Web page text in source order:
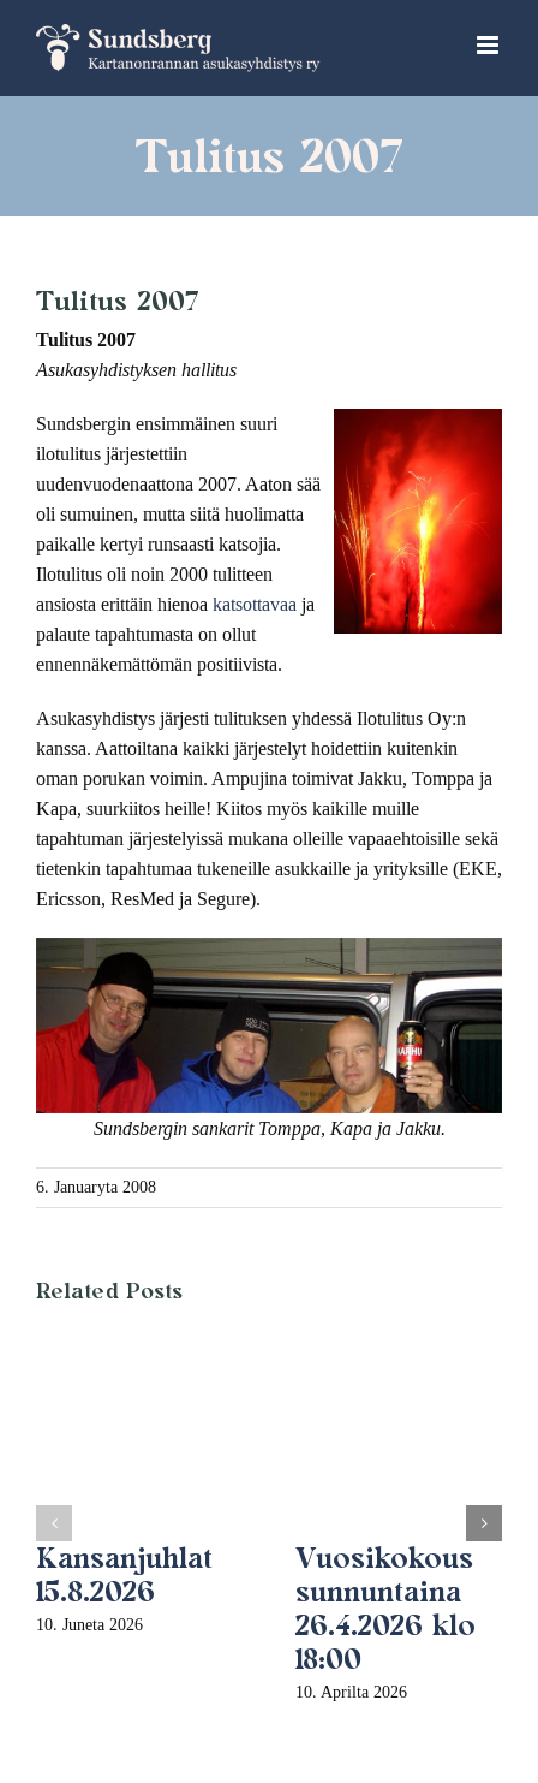
content
Tulitus 2007
Tulitus 2007
Tulitus 2007
Asukasyhdistyksen hallitus
Sundsbergin ensimmäinen suuri
ilotulitus järjestettiin
uudenvuodenaattona 2007. Aaton sää
oli sumuinen, mutta siitä huolimatta
paikalle kertyi runsaasti katsojia.
Ilotulitus oli noin 2000 tulitteen
ansiosta erittäin hienoa katsottavaa ja
palaute tapahtumasta on ollut
ennennäkemättömän positiivista.
Asukasyhdistys järjesti tulituksen yhdessä Ilotulitus Oy:n
kanssa. Aattoiltana kaikki järjestelyt hoidettiin kuitenkin
oman porukan voimin. Ampujina toimivat Jakku, Tomppa ja
Kapa, suurkiitos heille! Kiitos myös kaikille muille
tapahtuman järjestelyissä mukana olleille vapaaehtoisille sekä
tietenkin tapahtumaa tukeneille asukkaille ja yrityksille (EKE,
Ericsson, ResMed ja Segure).
Sundsbergin sankarit Tomppa, Kapa ja Jakku.
6. Januaryta 2008
Related Posts
Kansanjuhlat
15.8.2026
10. Juneta 2026
Vuosikokous
sunnuntaina
26.4.2026 klo
18:00
10. Aprilta 2026